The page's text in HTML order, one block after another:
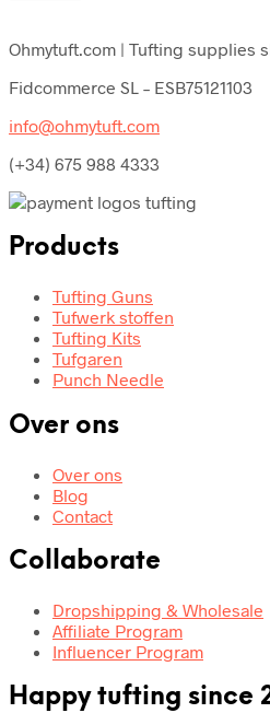
Ohmytuft.com | Tufting supplies
Fidcommerce SL – ESB75121103
info@ohmytuft.com
(+34) 675 988 4333
Products
Tufting Guns
Tufwerk stoffen
Tufting Kits
Tufgaren
Punch Needle
Over ons
Over ons
Blog
Contact
Collaborate
Dropshipping & Wholesale
Affiliate Program
Influencer Program
Happy tufting since